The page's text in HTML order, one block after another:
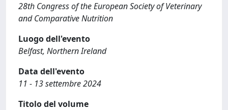
28th Congress of the European Society of Veterinary
and Comparative Nutrition
Luogo dell'evento
Belfast, Northern Ireland
Data dell'evento
11 - 13 settembre 2024
Titolo del volume